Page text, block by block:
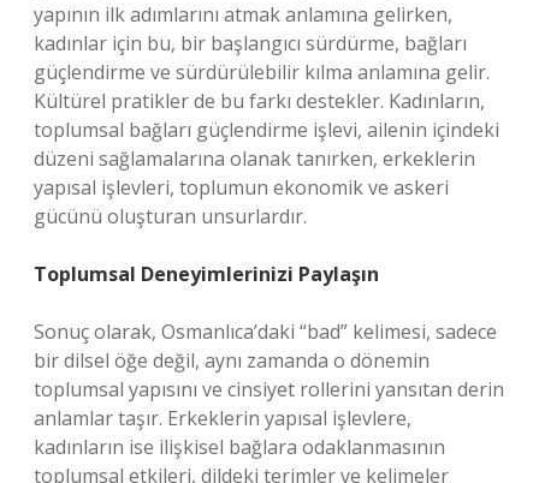
yapının ilk adımlarını atmak anlamına gelirken,
kadınlar için bu, bir başlangıcı sürdürme, bağları
güçlendirme ve sürdürülebilir kılma anlamına gelir.
Kültürel pratikler de bu farkı destekler. Kadınların,
toplumsal bağları güçlendirme işlevi, ailenin içindeki
düzeni sağlamalarına olanak tanırken, erkeklerin
yapısal işlevleri, toplumun ekonomik ve askeri
gücünü oluşturan unsurlardır.
Toplumsal Deneyimlerinizi Paylaşın
Sonuç olarak, Osmanlıca’daki “bad” kelimesi, sadece
bir dilsel öğe değil, aynı zamanda o dönemin
toplumsal yapısını ve cinsiyet rollerini yansıtan derin
anlamlar taşır. Erkeklerin yapısal işlevlere,
kadınların ise ilişkisel bağlara odaklanmasının
toplumsal etkileri, dildeki terimler ve kelimeler